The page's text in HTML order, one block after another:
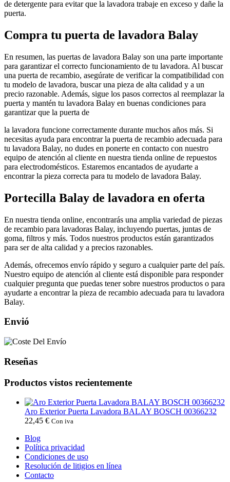
de detergente para evitar que la lavadora trabaje en exceso y dañe la
puerta.
Compra tu puerta de lavadora Balay
En resumen, las puertas de lavadora Balay son una parte importante
para garantizar el correcto funcionamiento de tu lavadora. Al buscar
una puerta de recambio, asegúrate de verificar la compatibilidad con
tu modelo de lavadora, buscar una pieza de alta calidad y a un
precio razonable. Además, sigue los pasos correctos al reemplazar la
puerta y mantén tu lavadora Balay en buenas condiciones para
garantizar que la puerta de
la lavadora funcione correctamente durante muchos años más. Si
necesitas ayuda para encontrar la puerta de recambio adecuada para
tu lavadora Balay, no dudes en ponerte en contacto con nuestro
equipo de atención al cliente en nuestra tienda online de repuestos
para electrodomésticos. Estaremos encantados de ayudarte a
encontrar la pieza correcta para tu modelo de lavadora Balay.
Portecilla Balay de lavadora en oferta
En nuestra tienda online, encontrarás una amplia variedad de piezas
de recambio para lavadoras Balay, incluyendo puertas, juntas de
goma, filtros y más. Todos nuestros productos están garantizados
para ser de alta calidad y a precios razonables.
Además, ofrecemos envío rápido y seguro a cualquier parte del país.
Nuestro equipo de atención al cliente está disponible para responder
cualquier pregunta que puedas tener sobre nuestros productos o para
ayudarte a encontrar la pieza de recambio adecuada para tu lavadora
Balay.
Envió
Reseñas
Productos vistos recientemente
Aro Exterior Puerta Lavadora BALAY BOSCH 00366232
22,45 € Con iva
Blog
Política privacidad
Condiciones de uso
Resolución de litigios en línea
Contacto